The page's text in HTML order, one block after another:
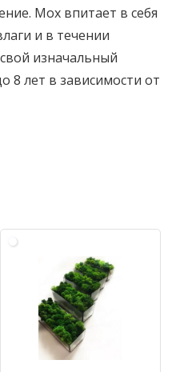
Мох впитает в себя
и в течении
изначальный
8 лет в зависимости от